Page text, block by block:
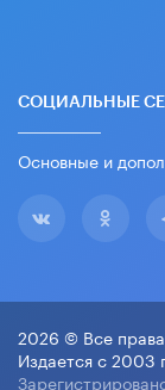
СОЦИАЛЬНЫЕ
Основные и
2026 © Все
Издается с 2003